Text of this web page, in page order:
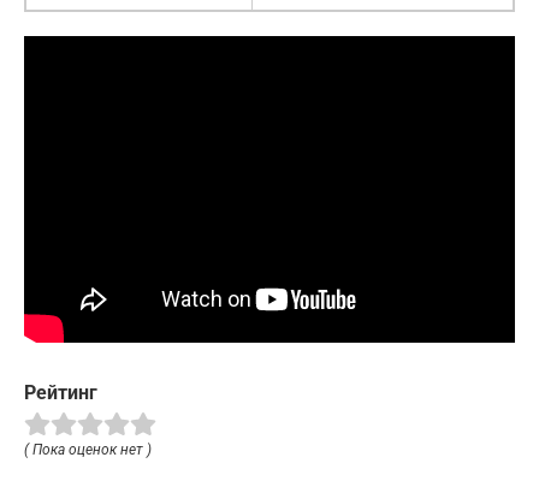
Рейтинг
( Пока оценок нет )